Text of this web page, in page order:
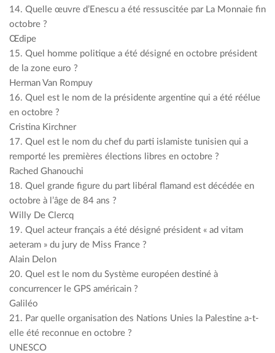
14. Quelle œuvre d’Enescu a été ressuscitée par La Monnaie fin
octobre ?
Œdipe
15. Quel homme politique a été désigné en octobre président
de la zone euro ?
Herman Van Rompuy
16. Quel est le nom de la présidente argentine qui a été réélue
en octobre ?
Cristina Kirchner
17. Quel est le nom du chef du parti islamiste tunisien qui a
remporté les premières élections libres en octobre ?
Rached Ghanouchi
18. Quel grande figure du part libéral flamand est décédée en
octobre à l’âge de 84 ans ?
Willy De Clercq
19. Quel acteur français a été désigné président « ad vitam
aeteram » du jury de Miss France ?
Alain Delon
20. Quel est le nom du Système européen destiné à
concurrencer le GPS américain ?
Galiléo
21. Par quelle organisation des Nations Unies la Palestine a-t-
elle été reconnue en octobre ?
UNESCO